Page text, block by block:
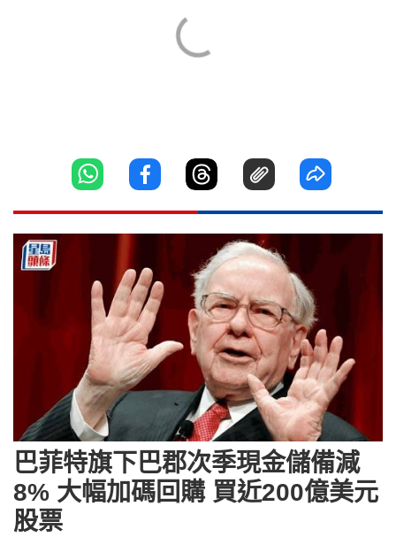
巴菲特旗下巴郡次季現金儲備減
8% 大幅加碼回購 買近200億美元
股票